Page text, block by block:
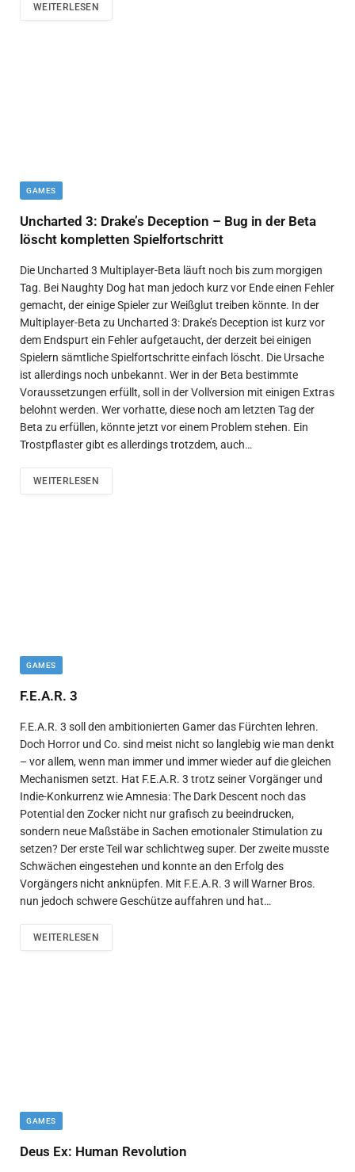
WEITERLESEN
GAMES
Uncharted 3: Drake’s Deception – Bug in der Beta
löscht kompletten Spielfortschritt
Die Uncharted 3 Multiplayer-Beta läuft noch bis zum morgigen
Tag. Bei Naughty Dog hat man jedoch kurz vor Ende einen Fehler
gemacht, der einige Spieler zur Weißglut treiben könnte. In der
Multiplayer-Beta zu Uncharted 3: Drake’s Deception ist kurz vor
dem Endspurt ein Fehler aufgetaucht, der derzeit bei einigen
Spielern sämtliche Spielfortschritte einfach löscht. Die Ursache
ist allerdings noch unbekannt. Wer in der Beta bestimmte
Voraussetzungen erfüllt, soll in der Vollversion mit einigen Extras
belohnt werden. Wer vorhatte, diese noch am letzten Tag der
Beta zu erfüllen, könnte jetzt vor einem Problem stehen. Ein
Trostpflaster gibt es allerdings trotzdem, auch…
WEITERLESEN
GAMES
F.E.A.R. 3
F.E.A.R. 3 soll den ambitionierten Gamer das Fürchten lehren.
Doch Horror und Co. sind meist nicht so langlebig wie man denkt
– vor allem, wenn man immer und immer wieder auf die gleichen
Mechanismen setzt. Hat F.E.A.R. 3 trotz seiner Vorgänger und
Indie-Konkurrenz wie Amnesia: The Dark Descent noch das
Potential den Zocker nicht nur grafisch zu beeindrucken,
sondern neue Maßstäbe in Sachen emotionaler Stimulation zu
setzen? Der erste Teil war schlichtweg super. Der zweite musste
Schwächen eingestehen und konnte an den Erfolg des
Vorgängers nicht anknüpfen. Mit F.E.A.R. 3 will Warner Bros.
nun jedoch schwere Geschütze auffahren und hat…
WEITERLESEN
GAMES
Deus Ex: Human Revolution